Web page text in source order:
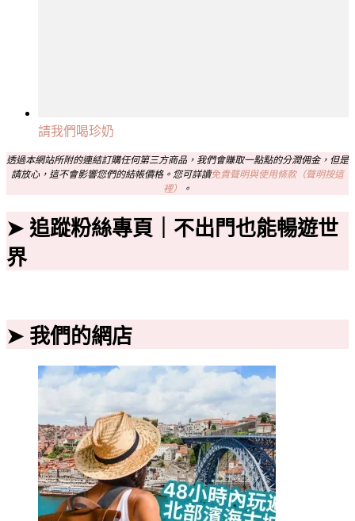
請我們喝珍奶
透過本網站所附的連結訂購任何第三方商品，我們會賺取一點點的分潤佣金，但是
請放心，這不會影響您們的結帳價格。您可詳讀免責聲明與使用條款（聲明按這
裡）
。
➤ 追蹤粉絲專頁｜不出門也能暢遊世
界
➤ 我們的網店